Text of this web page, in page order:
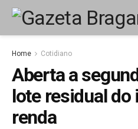
Home Cotidiano
Aberta a
lote residual
renda